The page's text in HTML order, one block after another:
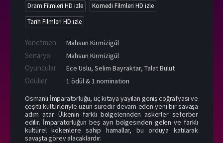
Dram Filmleri HD izle
Komedi Filmleri HD izle
Tarih Filmleri HD izle
Yönetmen Mahsun Kirmizigül
Senaryo Mahsun Kirmizigül
Oyuncular Ece Uslu, Selim Bayraktar, Talat Bulut
Ödüller
1 ödül & 1 nomination
Osmanlı İmparatorluğu, üç kıtaya yayılan geniş coğrafyası ve
çeşitli kültürleriyle uzun süredir devam eden yeni bir savaşa
adım atar. Ülkenin farklı bölgelerinden askerler seferber
edilir. İmparatorluğun beş ayrı bölgesinden gelen ve farklı
kültürel kökenlere sahip hamallar, bu orduya katılarak
savaşta görev alacaklardır.